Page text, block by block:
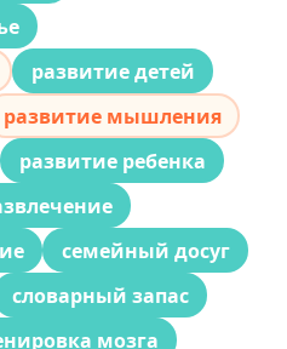
развитие детей
развитие мышления
развитие ребенка
семейный досуг
словарный запас
мозга